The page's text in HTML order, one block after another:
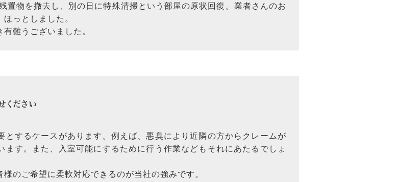
置物を撤去し、別の日に特殊清掃という部屋の原状回復。業者さんのお
っとしました。
難うございました。
ください
するケースがあります。例えば、悪臭により近隣の方からクレームが
す。また、入室可能にするために行う作業などもそれにあたるでしょ
のご希望に柔軟対応できるのが当社の強みです。